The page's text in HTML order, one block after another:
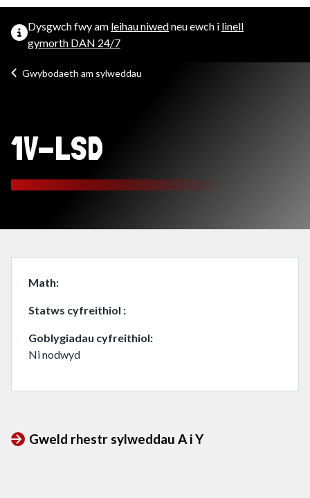
Dysgwch fwy am leihau niwedneu ewch i linell
gymorth DAN 24/7
Gwybodaeth am sylweddau
1V-LSD
Math
Statws cyfreithiol
Goblygiadau cyfreithiol
Ni nodwyd
Gweld rhestr sylweddau A i Y